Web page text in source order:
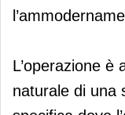
L’operazione è
naturale di una